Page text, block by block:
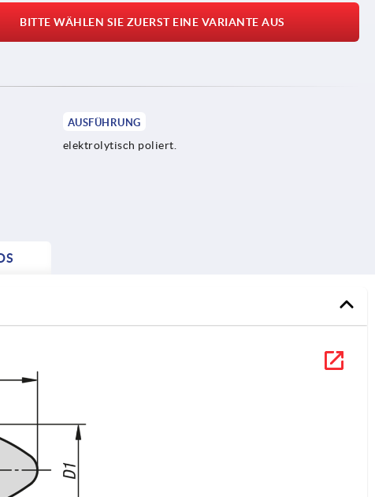
BITTE WÄHLEN SIE ZUERST EINE VARIANTE AUS
AUSFÜHRUNG
elektrolytisch poliert.